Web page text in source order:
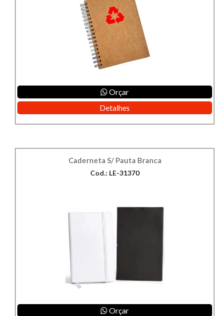
Orçar
Detalhes
Caderneta S/ Pauta Branca
Cod.: LE-31370
Orçar